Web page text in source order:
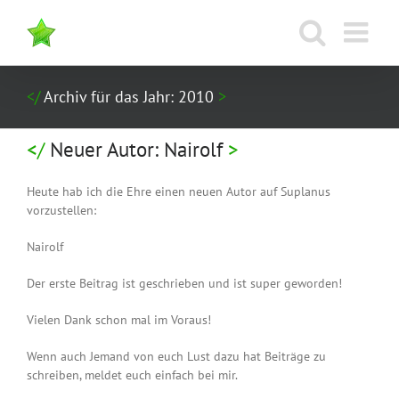
Inhalt
springen
Archiv für das Jahr: 2010
Neuer Autor: Nairolf
Heute hab ich die Ehre einen neuen Autor auf Suplanus
vorzustellen:
Nairolf
Der erste Beitrag ist geschrieben und ist super geworden!
Vielen Dank schon mal im Voraus!
Wenn auch Jemand von euch Lust dazu hat Beiträge zu
schreiben, meldet euch einfach bei mir.